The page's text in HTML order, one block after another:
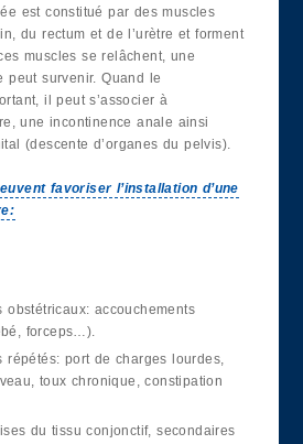
est constitué par des muscles
du rectum et de l’urètre et forment
muscles se relâchent, une
peut survenir. Quand le
il peut s’associer à
une incontinence anale ainsi
(descente d’organes du pelvis).
favoriser l’installation d’une
obstétricaux: accouchements
forceps…).
répétés: port de charges lourdes,
toux chronique, constipation
du tissu conjonctif, secondaires